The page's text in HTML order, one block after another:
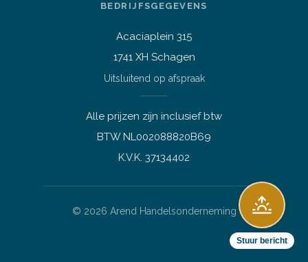
BEDRIJFSGEGEVENS
Acaciaplein 315
1741 XH Schagen
Uitsluitend op afspraak
Alle prijzen zijn inclusief btw
BTW NL002088820B69
K.V.K. 37134402
© 2026 Arend Handelsonderneming
Stuur bericht
Vraag over dit product?
gerust!
15,6 inch Dell 5520 i5-1145G7
Welk apparaat past bij mij?
Afhalen of bezichtigen
Verzending, status of afhalen